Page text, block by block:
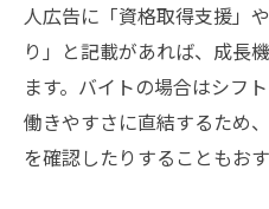
人広告に「資格取得支援」
り」と記載があれば、成長
ます。バイトの場合はシフ
働きやすさに直結するため
を確認したりすることもおす